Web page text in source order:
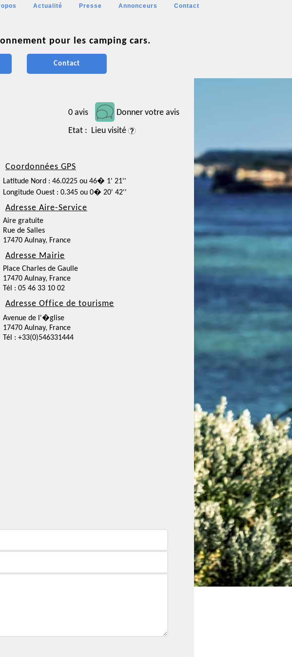
Actualité Presse Annonceurs Contact
pour les camping cars.
Contact
0 avis
Donner votre avis
Etat : Lieu visité
Coordonnées GPS
Latitude Nord : 46.0225 ou 46� 1' 21''
Longitude Ouest : 0.345 ou 0� 20' 42''
Adresse Aire-Service
Aire gratuite
Rue de Salles
17470 Aulnay, France
Adresse Mairie
Place Charles de Gaulle
17470 Aulnay, France
Tél : 05 46 33 10 02
Adresse Office de tourisme
Avenue de l'�glise
17470 Aulnay, France
Tél : +33(0)546331444